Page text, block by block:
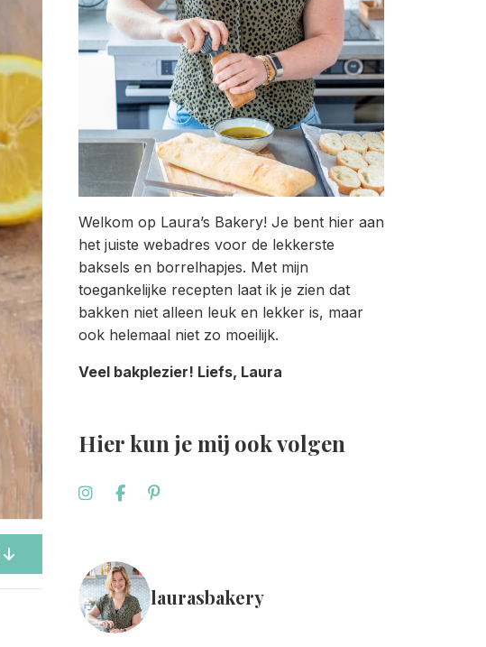
Welkom op Laura’s Bakery! Je bent hier aan
het juiste webadres voor de lekkerste
baksels en borrelhapjes. Met mijn
toegankelijke recepten laat ik je zien dat
bakken niet alleen leuk en lekker is, maar
ook helemaal niet zo moeilijk.
Veel bakplezier! Liefs, Laura
Hier kun je mij ook volgen
laurasbakery